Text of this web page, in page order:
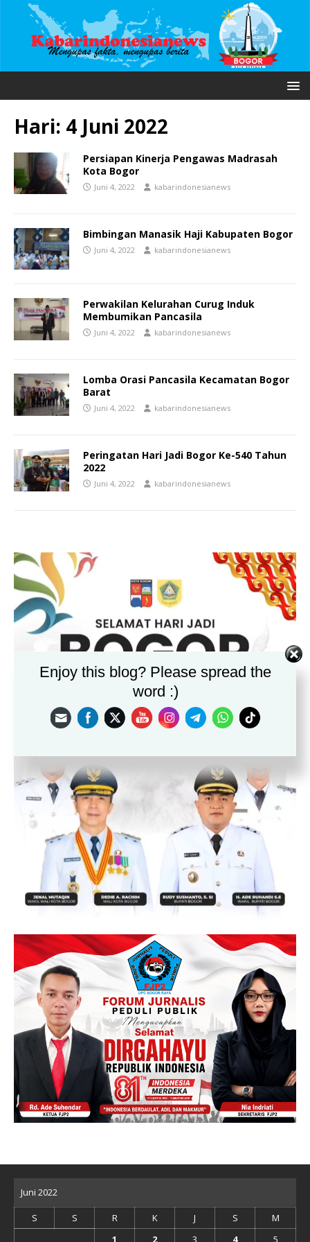
Hari: 4 Juni 2022
Persiapan Kinerja Pengawas Madrasah
Kota Bogor
Juni 4, 2022 kabarindonesianews
Bimbingan Manasik Haji Kabupaten Bogor
Juni 4, 2022 kabarindonesianews
Perwakilan Kelurahan Curug Induk
Membumikan Pancasila
Juni 4, 2022 kabarindonesianews
Lomba Orasi Pancasila Kecamatan Bogor
Barat
Juni 4, 2022 kabarindonesianews
Peringatan Hari Jadi Bogor Ke-540 Tahun
2022
Juni 4, 2022 kabarindonesianews
Juni 2022
S S R K J S
M
1
2 3 4 5
Enjoy this blog? Please spread the
word :)